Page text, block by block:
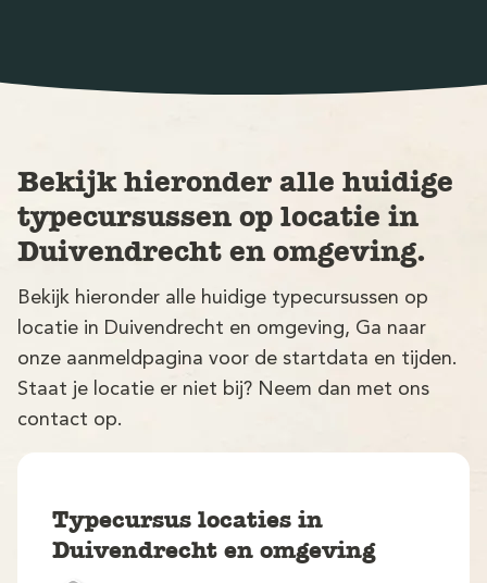
Bekijk hieronder alle huidige
typecursussen op locatie in
Duivendrecht en omgeving.
Bekijk hieronder alle huidige typecursussen op
locatie in Duivendrecht en omgeving, Ga naar
onze aanmeldpagina voor de startdata en tijden.
Staat je locatie er niet bij? Neem dan met ons
contact op.
Typecursus locaties in
Duivendrecht en omgeving